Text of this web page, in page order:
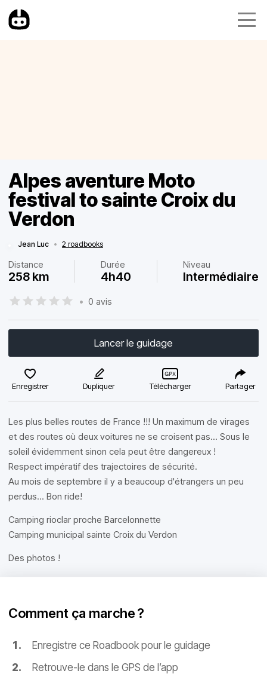
Alpes aventure Moto
festival to sainte Croix du
Verdon
Jean Luc • 2 roadbooks
Distance
258 km
Durée
4h40
Niveau
Intermédiaire
• 0 avis
Lancer le guidage
Enregistrer Dupliquer Télécharger Partager
Les plus belles routes de France !!! Un maximum de virages
et des routes où deux voitures ne se croisent pas... Sous le
soleil évidemment sinon cela peut être dangereux !
Respect impératif des trajectoires de sécurité.
Au mois de septembre il y a beaucoup d'étrangers un peu
perdus... Bon ride!
Camping rioclar proche Barcelonnette
Camping municipal sainte Croix du Verdon
Des photos !
Comment ça marche ?
Enregistre ce Roadbook pour le guidage
Retrouve-le dans le GPS de l’app